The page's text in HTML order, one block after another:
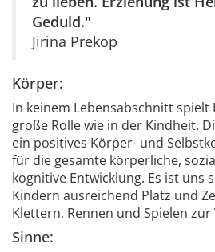
Geduld."
Jirina Prekop
Körper:
In keinem Lebensabschnitt spielt
große Rolle wie in der Kindheit.
ein positives Körper- und
für die gesamte körperliche,
kognitive Entwicklung. Es ist uns
Kindern ausreichend Platz und
Klettern, Rennen und Spielen
Sinne: